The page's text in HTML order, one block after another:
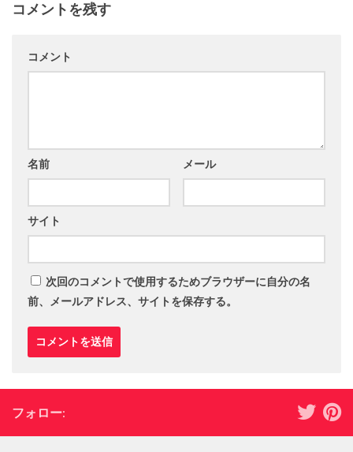
コメントを残す
コメント
名前 メール
サイト
次回のコメントで使用するためブラウザーに自分の名
前、メールアドレス、サイトを保存する。
フォロー: